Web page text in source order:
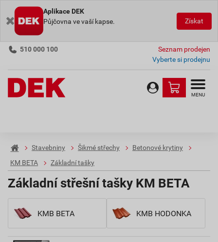
Aplikace DEK
Půjčovna ve vaší kapse.
Získat
510 000 100
Seznam prodejen
Vyberte si prodejnu
MENU
Stavebniny Šikmé střechy
Betonové krytiny
KM BETA
Základní tašky
Základní střešní tašky KM BETA
KMB BETA KMB HODONKA